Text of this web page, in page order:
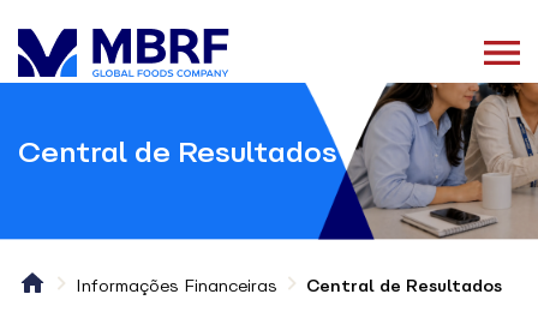
Central de Resultados
Informações Financeiras Central de Resultados